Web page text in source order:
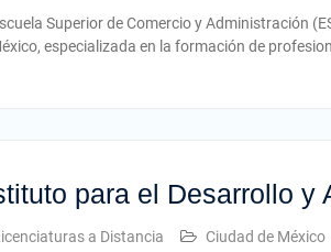
Superior de Comercio y Administración
especializada en la formación de
para el Desarrollo y
a Distancia Ciudad de México